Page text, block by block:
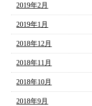
2019年2月
2019年1月
2018年12月
2018年11月
2018年10月
2018年9月